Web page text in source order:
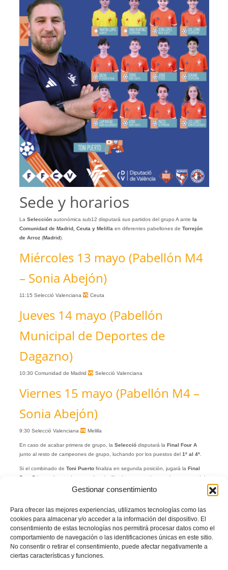
Gestionar consentimiento
Para ofrecer las mejores experiencias, utilizamos tecnologías como las
cookies para almacenar y/o acceder a la información del dispositivo. El
consentimiento de estas tecnologías nos permitirá procesar datos como el
comportamiento de navegación o las identificaciones únicas en este sitio.
No consentir o retirar el consentimiento, puede afectar negativamente a
ciertas características y funciones.
Sede y horarios
La Selecciónautonómica sub12 disputará sus partidos del grupo A ante la
Comunidad de Madrid, Ceuta y Melilla en diferentes pabellones de Torrejón
de Arroz(Madrid).
Miércoles 13 mayo (Pabellón M4
– Sonia Abejón)
11:15 Selecció Valenciana Ceuta
Jueves 14 mayo (Pabellón
Municipal de Deportes de
Dagazno)
10:30 Comunidad de Madrid Selecció Valenciana
Viernes 15 mayo (Pabellón M4 –
Sonia Abejón)
9:30 Selecció Valenciana Melilla
En caso de acabar primera de grupo, la Selecciódisputará la Final Four A
junto al resto de campeones de grupo, luchando por los puestos del 1º al 4º.
Si el combinado de Toni Puerto finaliza en segunda posición, jugará la Final
Four B junto al resto de segundos clasificados, para pelear por los puestos del
. En caso de terminar tercero de grupo, disputará la
Por último, si acaba en cuarta posición, jugará untriangularpara luchar por los
puestos del 13º al 15º.
domingo 17 de mayo
a las 13:00 horas en el
Toda la información aquí